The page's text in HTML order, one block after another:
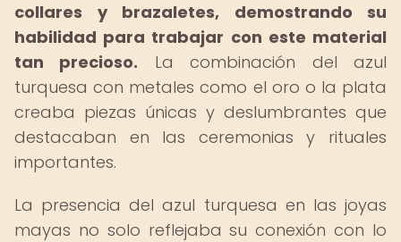
collares y brazaletes, demostrando su
habilidad para trabajar con este material
tan precioso. La combinación del azul
turquesa con metales como el oro o la plata
creaba piezas únicas y deslumbrantes que
destacaban en las ceremonias y rituales
importantes.
La presencia del azul turquesa en las joyas
mayas no solo reflejaba su conexión con lo